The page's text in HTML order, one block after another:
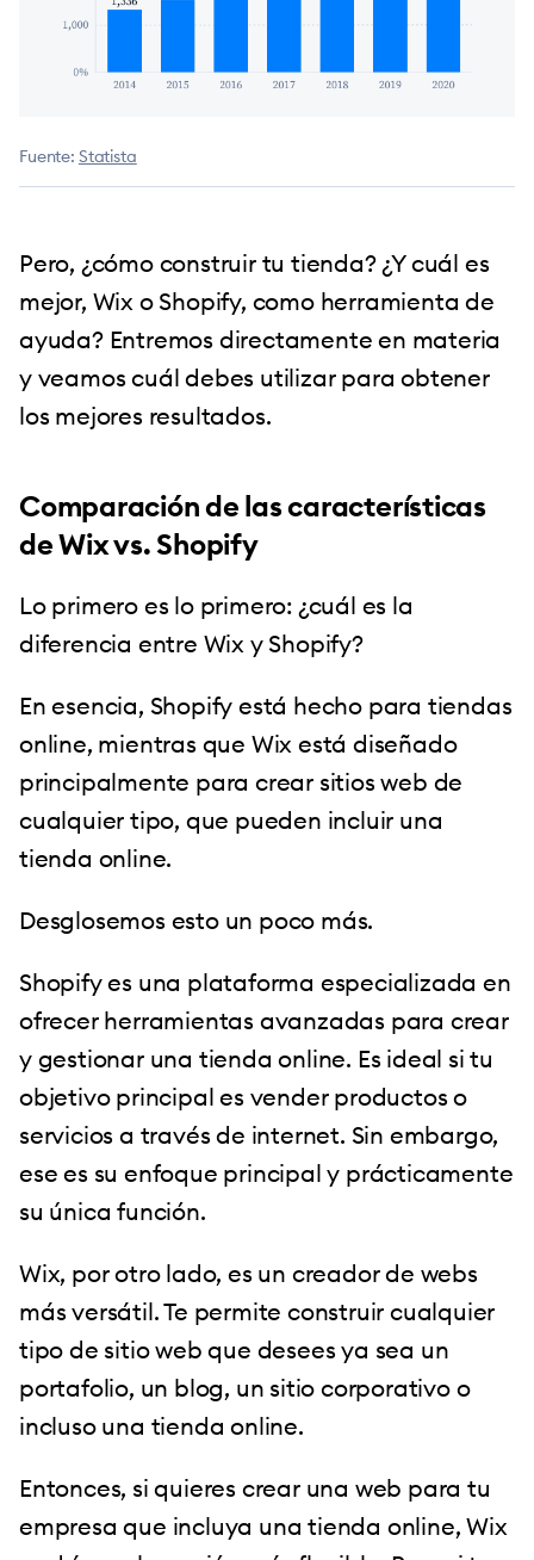
Fuente: Statista
Pero, ¿cómo construir tu tienda? ¿Y cuál es
mejor, Wix o Shopify, como herramienta de
ayuda? Entremos directamente en materia
y veamos cuál debes utilizar para obtener
los mejores resultados.
Comparación de las características
de Wix vs. Shopify
Lo primero es lo primero: ¿cuál es la
diferencia entre Wix y Shopify?
En esencia, Shopify está hecho para tiendas
online, mientras que Wix está diseñado
principalmente para crear sitios web de
cualquier tipo, que pueden incluir una
tienda online.
Desglosemos esto un poco más.
Shopify es una plataforma especializada en
ofrecer herramientas avanzadas para crear
y gestionar una tienda online. Es ideal si tu
objetivo principal es vender productos o
servicios a través de internet. Sin embargo,
ese es su enfoque principal y prácticamente
su única función.
Wix, por otro lado, es un creador de webs
más versátil. Te permite construir cualquier
tipo de sitio web que desees ya sea un
portafolio, un blog, un sitio corporativo o
incluso una tienda online.
Entonces, si quieres crear una web para tu
empresa que incluya una tienda online, Wix